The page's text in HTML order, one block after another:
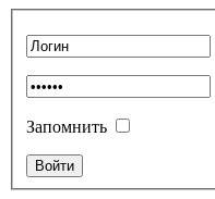
Запомнить